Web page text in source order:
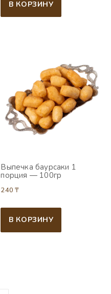
В КОРЗИНУ
Выпечка баурсаки 1
порция — 100гр
240₸
В КОРЗИНУ